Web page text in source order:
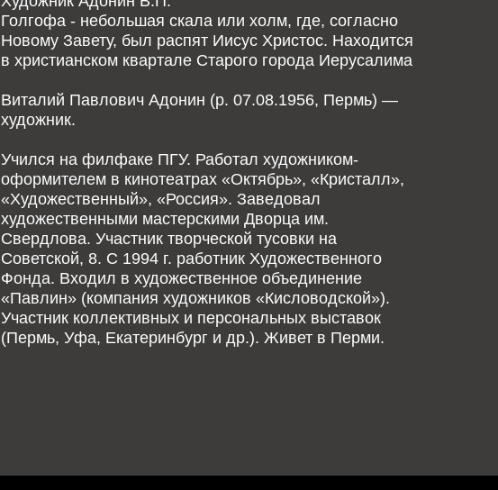
Голгофа - небольшая скала или холм, где, согласно
Новому Завету, был распят Иисус Христос. Находится
в христианском квартале Старого города Иерусалима
Виталий Павлович Адонин (р. 07.08.1956, Пермь) —
художник.
Учился на филфаке ПГУ. Работал художником-
оформителем в кинотеатрах «Октябрь», «Кристалл»,
«Художественный», «Россия». Заведовал
художественными мастерскими Дворца им.
Свердлова. Участник творческой тусовки на
Советской, 8. С 1994 г. работник Художественного
Фонда. Входил в художественное объединение
«Павлин» (компания художников «Кисловодской»).
Участник коллективных и персональных выставок
(Пермь, Уфа, Екатеринбург и др.). Живет в Перми.